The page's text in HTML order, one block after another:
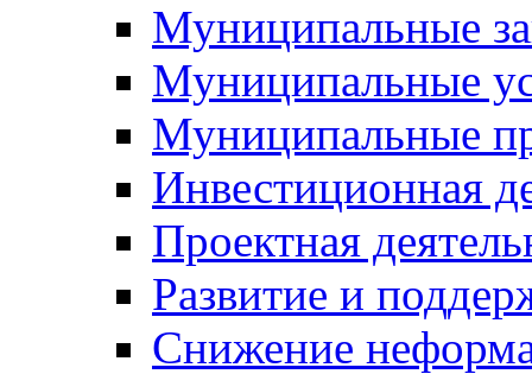
Муниципальные
Муниципальные
Муниципальные
Инвестиционная
Проектная
Развитие и
Снижение